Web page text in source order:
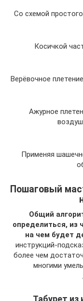
Со схемой
Косичкой
Верёвочное
Ажурное
Применяя
Пошаговый
Общий
определиться, из
на чем будет
инструкций-
более чем
многими
Табурет из